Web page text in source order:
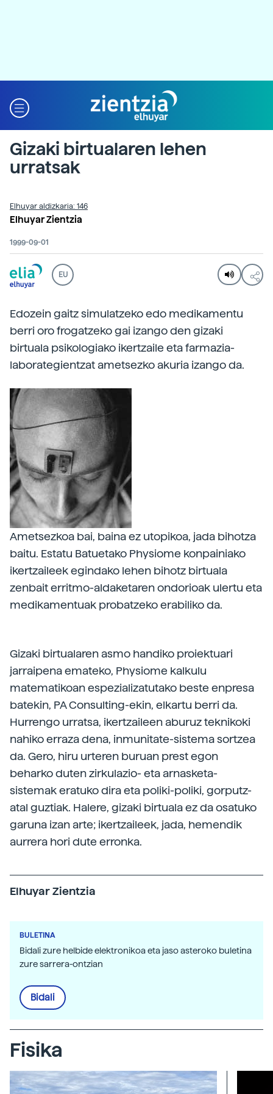
Gizaki birtualaren lehen
urratsak
Elhuyar aldizkaria: 146
Elhuyar Zientzia
1999-09-01
EU
Edozein gaitz simulatzeko edo medikamentu
berri oro frogatzeko gai izango den gizaki
birtuala psikologiako ikertzaile eta farmazia-
laborategientzat ametsezko akuria izango da.
Ametsezkoa bai, baina ez utopikoa, jada bihotza
baitu. Estatu Batuetako Physiome konpainiako
ikertzaileek egindako lehen bihotz birtuala
zenbait erritmo-aldaketaren ondorioak ulertu eta
medikamentuak probatzeko erabiliko da.
Gizaki birtualaren asmo handiko proiektuari
jarraipena emateko, Physiome kalkulu
matematikoan espezializatutako beste enpresa
batekin, PA Consulting-ekin, elkartu berri da.
Hurrengo urratsa, ikertzaileen aburuz teknikoki
nahiko erraza dena, inmunitate-sistema sortzea
da. Gero, hiru urteren buruan prest egon
beharko duten zirkulazio- eta arnasketa-
sistemak eratuko dira eta poliki-poliki, gorputz-
atal guztiak. Halere, gizaki birtuala ez da osatuko
garuna izan arte; ikertzaileek, jada, hemendik
aurrera hori dute erronka.
Elhuyar Zientzia
BULETINA
Bidali zure helbide elektronikoa eta jaso asteroko buletina
zure sarrera-ontzian
Bidali
Fisika